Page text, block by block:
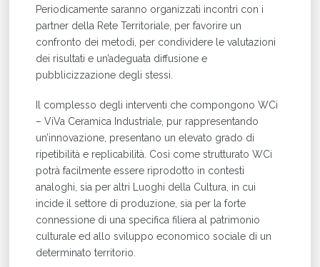
Periodicamente saranno organizzati incontri con i
partner della Rete Territoriale, per favorire un
confronto dei metodi, per condividere le valutazioni
dei risultati e un’adeguata diffusione e
pubblicizzazione degli stessi.
Il complesso degli interventi che compongono WCi
– ViVa Ceramica Industriale, pur rappresentando
un’innovazione, presentano un elevato grado di
ripetibilità e replicabilità. Così come strutturato WCi
potrà facilmente essere riprodotto in contesti
analoghi, sia per altri Luoghi della Cultura, in cui
incide il settore di produzione, sia per la forte
connessione di una specifica filiera al patrimonio
culturale ed allo sviluppo economico sociale di un
determinato territorio.